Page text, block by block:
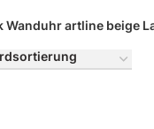
artline beige